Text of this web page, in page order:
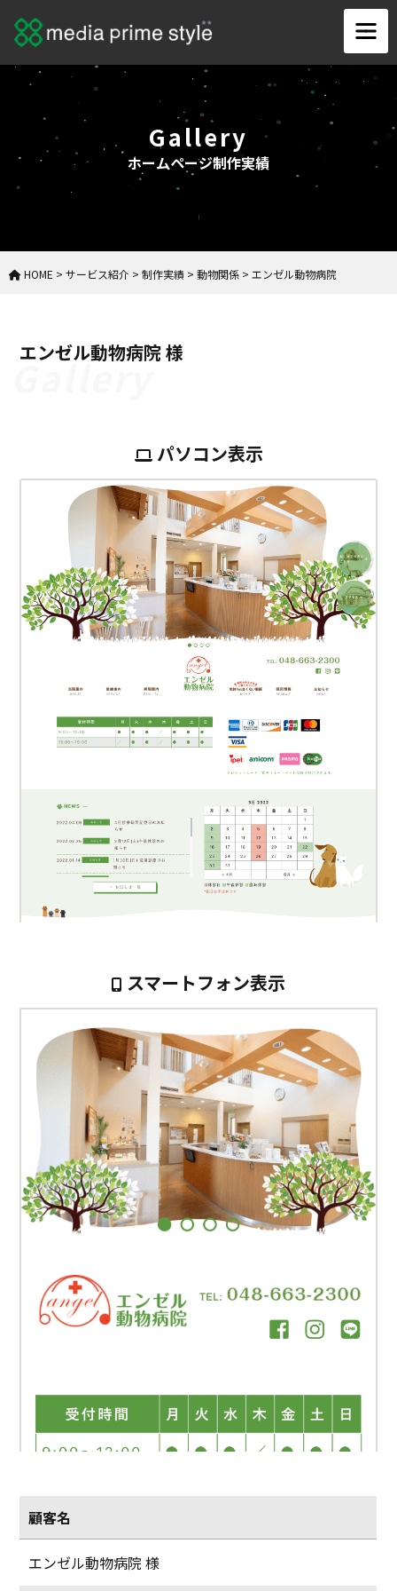
Gallery
ホームページ制作実績
HOME > サービス紹介 > 制作実績 > 動物関係 > エンゼル動物病院
エンゼル動物病院 様
パソコン表示
スマートフォン表示
顧客名
エンゼル動物病院 様